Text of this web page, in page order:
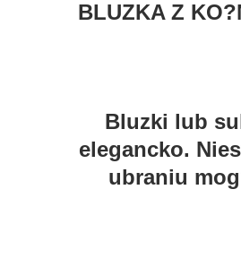
BLUZKA Z
Bluzki lub
elegancko.
ubraniu